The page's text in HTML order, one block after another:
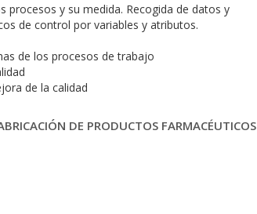
procesos y su medida. Recogida de datos y
de control por variables y atributos.
de los procesos de trabajo
de la calidad
DE PRODUCTOS FARMACÉUTICOS